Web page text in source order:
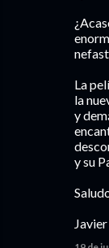
La
la
y
y su
Javier